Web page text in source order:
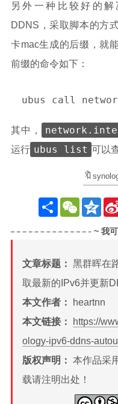
另外一种比较好的解
DDNS，采取脚本的方
卡mac生成的后缀，就
前缀的命令如下：
其中，
运行 ubus list 可以
分
享
W
h
Q
z
n
文章标题： 黑群晖在
取最新的IPv6并更新
本文作者：
heartnn
本文链接：
https://
ology-ipv6-ddns-
版权声明： 本作品采
载请注明出处！